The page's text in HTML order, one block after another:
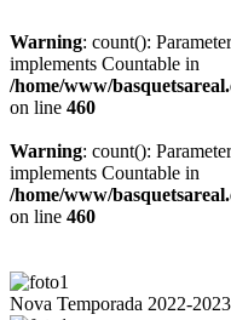
Warning: count():
implements Countable in
/home/www/
on line 460
Warning: count():
implements Countable in
/home/www/
on line 460
Nova Temporada 2022-2023